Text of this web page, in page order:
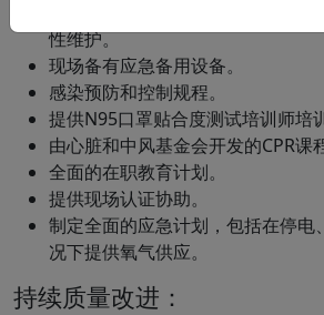
性维护。
现场备有应急备用设备。
感染预防和控制规程。
提供N95口罩贴合度测试培训师培
由心脏和中风基金会开发的CPR课程
全面的在职教育计划。
提供现场认证协助。
制定全面的应急计划，包括在停电
况下提供氧气供应。
持续质量改进：